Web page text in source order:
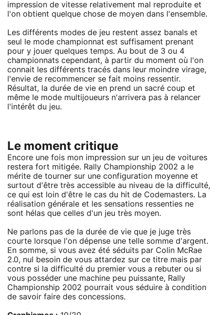
impression de vitesse relativement mal reproduite et
l'on obtient quelque chose de moyen dans l'ensemble.
Les différents modes de jeu restent assez banals et
seul le mode championnat est suffisament prenant
pour y jouer quelques temps. Au bout de 3 ou 4
championnats cependant, à partir du moment où l'on
connait les différents tracés dans leur moindre virage,
l'envie de recommencer se fait moins ressentir.
Résultat, la durée de vie en prend un sacré coup et
même le mode multijoueurs n'arrivera pas à relancer
l'intérêt du jeu.
Le moment critique
Encore une fois mon impression sur un jeu de voitures
restera fort mitigée. Rally Championship 2002 a le
mérite de tourner sur une configuration moyenne et
surtout d'être très accessible au niveau de la difficulté,
ce qui est loin d'être le cas du hit de Codemasters. La
réalisation générale et les sensations ressenties ne
sont hélas que celles d'un jeu très moyen.
Ne parlons pas de la durée de vie que je juge très
courte lorsque l'on dépense une telle somme d'argent.
En somme, si vous avez été séduits par Colin McRae
2.0, nul besoin de vous attardez sur ce titre mais par
contre si la difficulté du premier vous a rebuter ou si
vous posséder une machine peu puissante, Rally
Championship 2002 pourrait vous séduire à condition
de savoir faire des concessions.